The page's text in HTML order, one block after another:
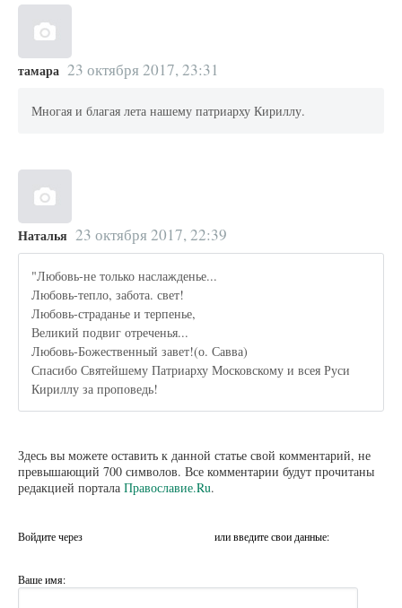
тамара 23 октября 2017, 23:31
Многая и благая лета нашему патриарху Кириллу.
Наталья 23 октября 2017, 22:39
"Любовь-не только наслажденье...
Любовь-тепло, забота. свет!
Любовь-страданье и терпенье,
Великий подвиг отреченья...
Любовь-Божественный завет!(о. Савва)
Спасибо Святейшему Патриарху Московскому и всея Руси
Кириллу за проповедь!
Здесь вы можете оставить к данной статье свой комментарий, не
превышающий 700 символов. Все комментарии будут прочитаны
редакцией портала Православие.Ru.
Войдите через или введите свои данные:
Ваше имя: